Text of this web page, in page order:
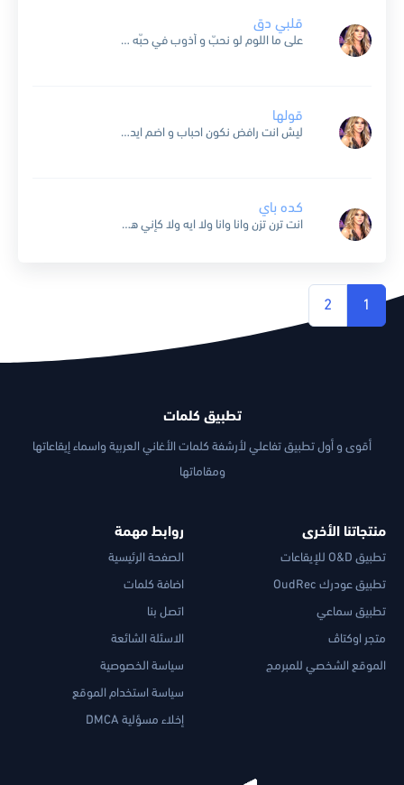
قلبي دق
على ما اللوم لو نحبّ و أذوب في حبّه يا ريت أنا الغلطانة يا قلب و ذنبي إنّي هويت قلبي دقّ قلبي قلبي حن و رق قلبو هوّا لأ ما...
قولها
ليش انت رافض نكون احباب و اضم ايدى فى ايديك و ما تخلينى طلبتك بس على عشانى تحبنى حيل و تهوانى قولها سمعنى صوتك الحنون كلمه حبيبى ماهي صعبه ما تخيبها...
كده باي
انت ترن تزن وانا وانا ولا ايه ولا كإني هنا جرب تُقلي عشان تشتاق لي ووعد لبعضنا بعد سنه كده باي .. واشوفك على الصيف الجاي واشوف هتعاملني ازاي ساعتها...
1
2
تطبيق كلمات
أقوى و أول تطبيق تفاعلي لأرشفة كلمات الأغاني العربية واسماء إيقاعاتها
ومقاماتها
منتجاتنا الأخرى
تطبيق O&D للإيقاعات
تطبيق عودرك OudRec
تطبيق سماعي
متجر اوكتاڤ
الموقع الشخصي للمبرمج
روابط مهمة
الصفحة الرئيسية
اضافة كلمات
اتصل بنا
الاسئلة الشائعة
سياسة الخصوصية
سياسة استخدام الموقع
إخلاء مسؤلية DMCA